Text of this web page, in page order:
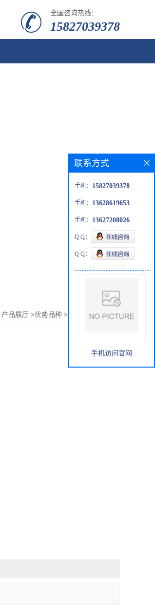
全国咨询热线：
15827039378
产品展厅 >优势品种 >5-溴噻吩-2-甲胺
联系方式
手机： 15827039378
手机： 13628619653
手机： 13627208026
Q Q：
Q Q：
手机访问官网